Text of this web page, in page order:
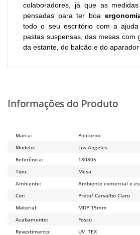
colaboradores, já que as
pensadas para ter boa
todo o seu escritório com a
pastas suspensas, das mesas com
da estante, do balcão e do aparador
Marca:
Politorno
Modelo:
Los Angeles
Referência:
180805
Tipo:
Mesa
Ambiente:
Ambiente comercial e
Cor:
Preto/ Carvalho Claro
Material:
MDP 15mm
Acabamento:
Fosco
Revestimento:
UV TEX